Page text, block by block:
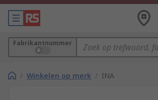
Fabrikantnummer
/ Winkelen op merk / INA